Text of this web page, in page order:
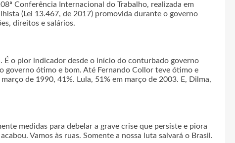
Conferência Internacional do Trabalho, realizada em
(Lei 13.467, de 2017) promovida durante o governo
direitos e salários.
É o pior indicador desde o início do conturbado governo
governo ótimo e bom. Até Fernando Collor teve ótimo e
de 1990, 41%. Lula, 51% em março de 2003. E, Dilma,
medidas para debelar a grave crise que persiste e piora
Vamos às ruas. Somente a nossa luta salvará o Brasil.